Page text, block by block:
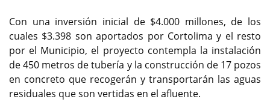
Con una inversión inicial de $4.000 millones, de los
cuales $3.398 son aportados por Cortolima y el resto
por el Municipio, el proyecto contempla la instalación
de 450 metros de tubería y la construcción de 17 pozos
en concreto que recogerán y transportarán las aguas
residuales que son vertidas en el afluente.